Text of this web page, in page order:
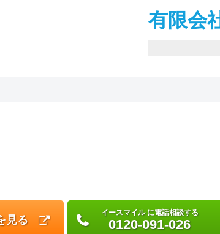
有限会
見る
イースマイル に電話相談する
0120-091-026